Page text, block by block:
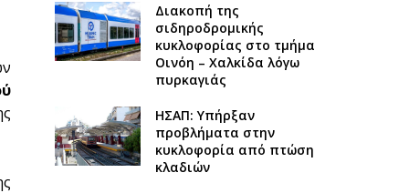
Διακοπή της
σιδηροδρομικής
κυκλοφορίας στο τμήμα
Οινόη – Χαλκίδα λόγω
πυρκαγιάς
ΗΣΑΠ: Υπήρξαν
προβλήματα στην
κυκλοφορία από πτώση
κλαδιών